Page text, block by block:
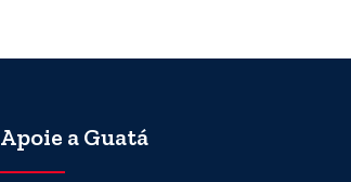
Apoie a Guatá